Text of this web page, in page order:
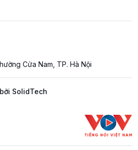
Cửa Nam, TP. Hà Nội
SolidTech